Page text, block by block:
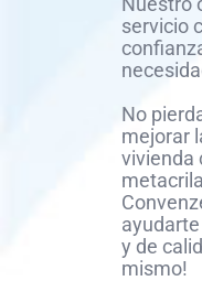
servicio
No
mejorar
vivienda
y de
mismo!